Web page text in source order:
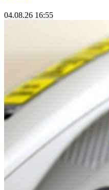
04.08.26 16:55